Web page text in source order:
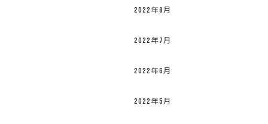
2022年8月
2022年7月
2022年6月
2022年5月